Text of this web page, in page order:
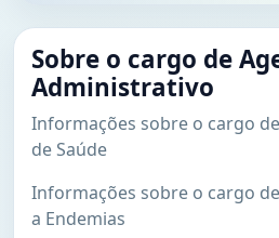
Sobre o cargo de
Administrativo
Informações sobre o cargo
de Saúde
Informações sobre o cargo
a Endemias